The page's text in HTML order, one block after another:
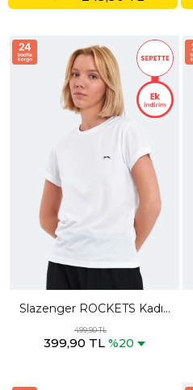
Slazenger ROCKETS Kadın
Beyaz Tişört
499,90 TL
399,90 TL %20